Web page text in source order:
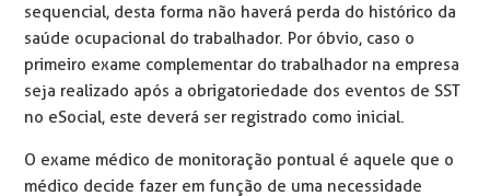
sequencial, desta forma não haverá perda do histórico da
saúde ocupacional do trabalhador. Por óbvio, caso o
primeiro exame complementar do trabalhador na empresa
seja realizado após a obrigatoriedade dos eventos de SST
no eSocial, este deverá ser registrado como inicial.
O exame médico de monitoração pontual é aquele que o
médico decide fazer em função de uma necessidade